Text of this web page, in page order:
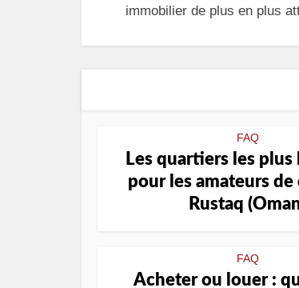
immobilier de plus en plus
FAQ
Les quartiers les plus
pour les amateurs de
Rustaq
FAQ
Acheter ou louer :